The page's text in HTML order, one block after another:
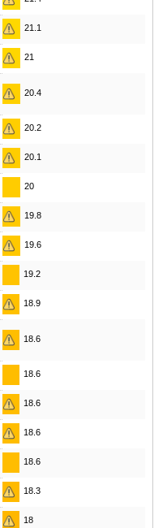
21.1
21
20.4
20.2
20.1
20
19.8
19.6
19.2
18.9
18.6
18.6
18.6
18.6
18.6
18.3
18